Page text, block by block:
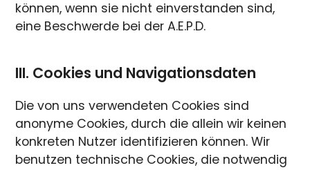
können, wenn sie nicht einverstanden sind,
eine Beschwerde bei der A.E.P.D.
III. Cookies und Navigationsdaten
Die von uns verwendeten Cookies sind
anonyme Cookies, durch die allein wir keinen
konkreten Nutzer identifizieren können. Wir
benutzen technische Cookies, die notwendig